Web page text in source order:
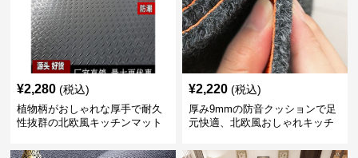
¥2,280 (税込)
植物柄がおしゃれな厚手で耐久
性抜群の北欧風キッチンマット
¥2,220 (税込)
厚み9mmの防音クッションで足
元快適、北欧風おしゃれキッチ